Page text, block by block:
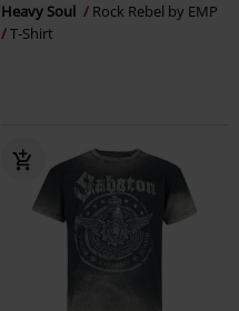
Heavy Soul
Rock Rebel by EMP
T-Shirt